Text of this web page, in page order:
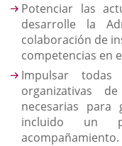
Potenciar las
desarrolle la
colaboración de
competencias en
Impulsar
organizativas
necesarias
incluido un
acompañamiento.